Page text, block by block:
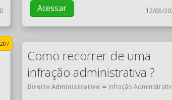
Acessar 12/05/
Como recorrer de uma
infração administrativa ?
Direito Administrativo ➥ Infração